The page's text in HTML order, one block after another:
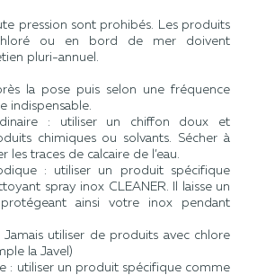
pression sont prohibés.​ Les produits
ou en bord de mer doivent
pluri-annuel.
la pose puis selon une fréquence
indispensable.
: utiliser un chiffon doux et
chimiques ou solvants. Sécher à
les traces de calcaire de l’eau.
: utiliser un produit spécifique
spray inox CLEANER. Il laisse un
ainsi votre inox pendant
Jamais utiliser de produits avec chlore
la Javel)
: utiliser un produit spécifique comme